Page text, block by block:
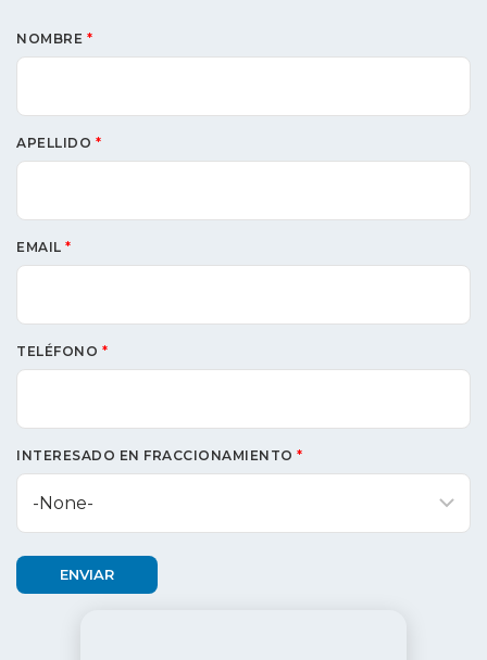
NOMBRE *
APELLIDO *
EMAIL *
TELÉFONO *
INTERESADO EN FRACCIONAMIENTO *